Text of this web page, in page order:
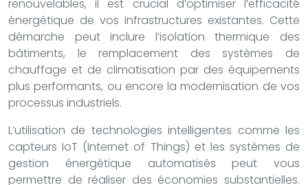
renouvelables, il est crucial d’optimiser l’efficacité
énergétique de vos infrastructures existantes. Cette
démarche peut inclure l’isolation thermique des
bâtiments, le remplacement des systèmes de
chauffage et de climatisation par des équipements
plus performants, ou encore la modernisation de vos
processus industriels.
L’utilisation de technologies intelligentes comme les
capteurs IoT (Internet of Things) et les systèmes de
gestion énergétique automatisés peut vous
permettre de réaliser des économies substantielles.